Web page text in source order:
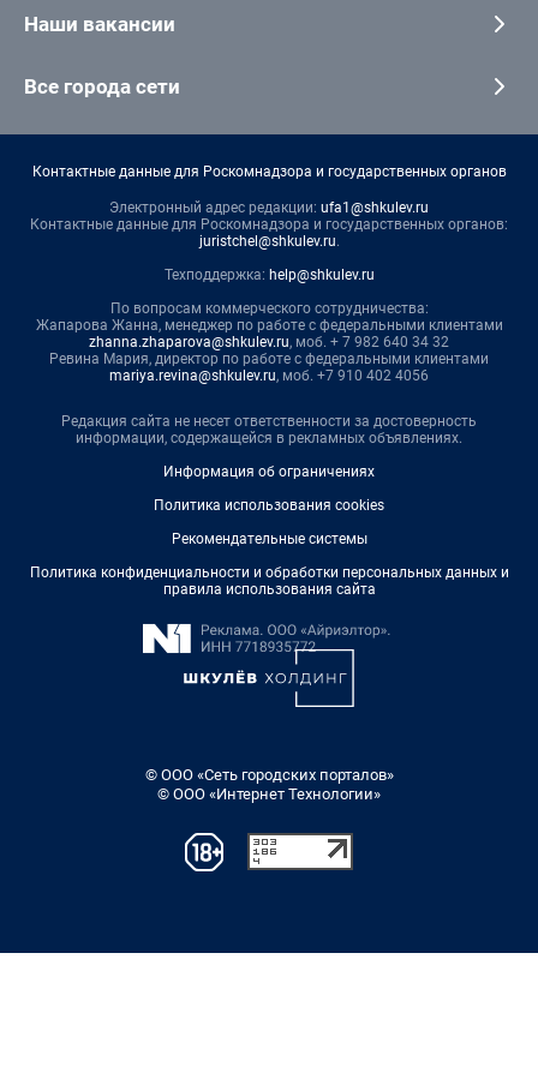
Наши вакансии
Все города сети
Контактные данные для Роскомнадзора и государственных органов
Электронный адрес редакции: ufa1@shkulev.ru
Контактные данные для Роскомнадзора и государственных органов:
juristchel@shkulev.ru.
Техподдержка: help@shkulev.ru
По вопросам коммерческого сотрудничества:
Жапарова Жанна, менеджер по работе с федеральными клиентами
zhanna.zhaparova@shkulev.ru, моб. + 7 982 640 34 32
Ревина Мария, директор по работе с федеральными клиентами
mariya.revina@shkulev.ru, моб. +7 910 402 4056
Редакция сайта не несет ответственности за достоверность
информации, содержащейся в рекламных объявлениях.
Информация об ограничениях
Политика использования cookies
Рекомендательные системы
Политика конфиденциальности и обработки персональных данных и
правила использования сайта
© ООО «Сеть городских порталов»
© ООО «Интернет Технологии»